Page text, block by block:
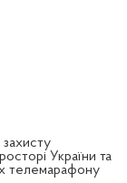
України та
телемарафону